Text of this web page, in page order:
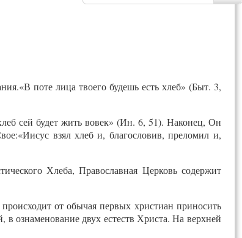
поте лица твоего будешь есть хлеб» (Быт. 3,
сей будет жить вовек» (Ин. 6, 51). Наконец, Он
взял хлеб и, благословив, преломил и,
Хлеба, Православная Церковь содержит
от обычая первых христиан приносить
ознаменование двух естеств Христа. На верхней